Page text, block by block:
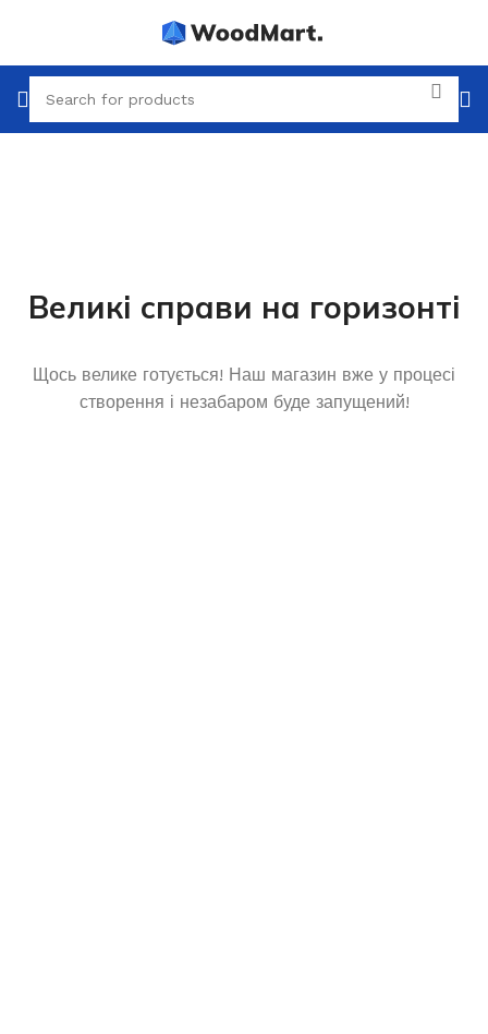
Великі справи на горизонті
Щось велике готується! Наш магазин вже у процесі
створення і незабаром буде запущений!